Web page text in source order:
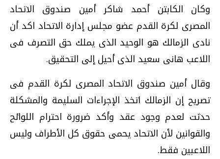
وكان الكابتن أحمد شاكر أمين صندوق الاتحاد
المصرى لكرة القدم عضو مجلس إدارة الاتحاد اكد أن
نادى الزمالك هو الوحيد الذى يملك حق التصرف فى
اللاعب هانى سعيد الذى أحيل إلى التحقيق.
وقال أمين صندوق الاتحاد المصرى لكرة القدم فى
تصريح إن الزمالك اتخذ الإجراءات السليمة والمشكلة
حدثت لعدم وجود عقد وأكد ضرورة احترام اللوائح
والقوانين لأن الاتحاد يحمى حقوق كل الأطراف وليس
اللاعبين فقط.